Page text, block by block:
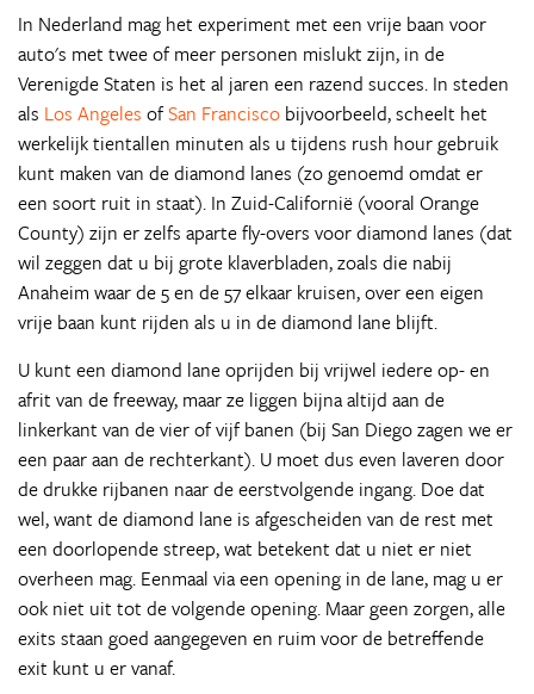
In Nederland mag het experiment met een vrije baan voor
auto's met twee of meer personen mislukt zijn, in de
Verenigde Staten is het al jaren een razend succes. In steden
als Los Angeles ofSan Francisco bijvoorbeeld, scheelt het
werkelijk tientallen minuten als u tijdens rush hour gebruik
kunt maken van de diamond lanes (zo genoemd omdat er
een soort ruit in staat). In Zuid-Californië (vooral Orange
County) zijn er zelfs aparte fly-overs voor diamond lanes (dat
wil zeggen dat u bij grote klaverbladen, zoals die nabij
Anaheim waar de 5 en de 57 elkaar kruisen, over een eigen
vrije baan kunt rijden als u in de diamond lane blijft.
U kunt een diamond lane oprijden bij vrijwel iedere op- en
afrit van de freeway, maar ze liggen bijna altijd aan de
linkerkant van de vier of vijf banen (bij San Diego zagen we er
een paar aan de rechterkant). U moet dus even laveren door
de drukke rijbanen naar de eerstvolgende ingang. Doe dat
wel, want de diamond lane is afgescheiden van de rest met
een doorlopende streep, wat betekent dat u niet er niet
overheen mag. Eenmaal via een opening in de lane, mag u er
ook niet uit tot de volgende opening. Maar geen zorgen, alle
exits staan goed aangegeven en ruim voor de betreffende
exit kunt u er vanaf.